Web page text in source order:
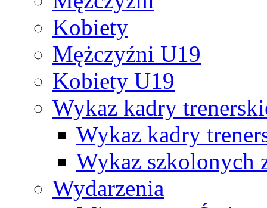
Kobiety
Mężczyźni U19
Kobiety U19
Wykaz kadry
Wykaz kadry
Wykaz szkolonych
Wydarzenia